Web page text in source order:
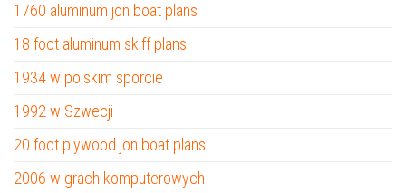
1760 aluminum jon boat plans
18 foot aluminum skiff plans
1934 w polskim sporcie
1992 w Szwecji
20 foot plywood jon boat plans
2006 w grach komputerowych